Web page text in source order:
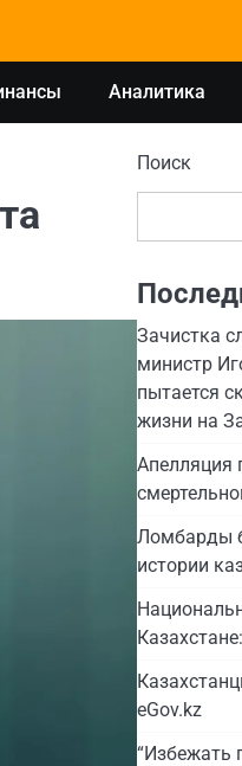
Аналитика
Поиск
Зачистка
министр
пытается
жизни на
Апелляция
Ломбарды
истории
eGov.kz
“Избежать